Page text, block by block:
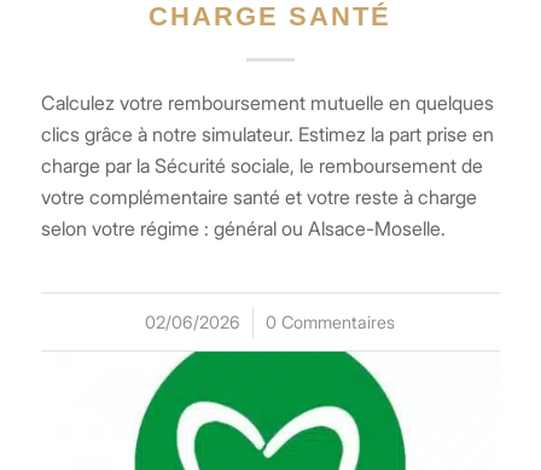
CHARGE SANTÉ
Calculez votre remboursement mutuelle en quelques
clics grâce à notre simulateur. Estimez la part prise en
charge par la Sécurité sociale, le remboursement de
votre complémentaire santé et votre reste à charge
selon votre régime : général ou Alsace-Moselle.
02/06/2026
/ 0 Commentaires